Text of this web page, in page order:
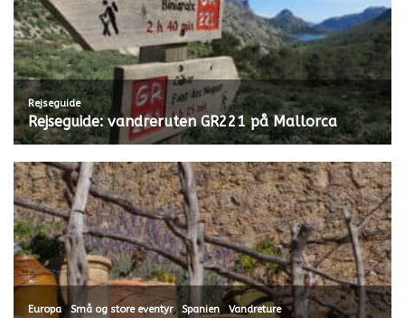
Rejseguide
Rejseguide: vandreruten GR221 på Mallorca
Europa, Små og store eventyr, Spanien, Vandreture